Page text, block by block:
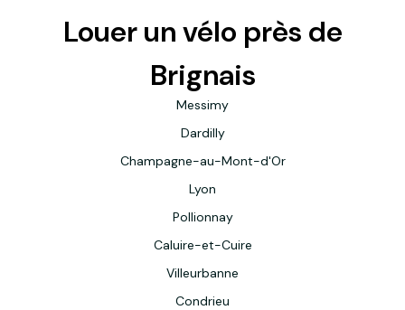
Louer un vélo près de
Brignais
Messimy
Dardilly
Champagne-au-Mont-d'Or
Lyon
Pollionnay
Caluire-et-Cuire
Villeurbanne
Condrieu